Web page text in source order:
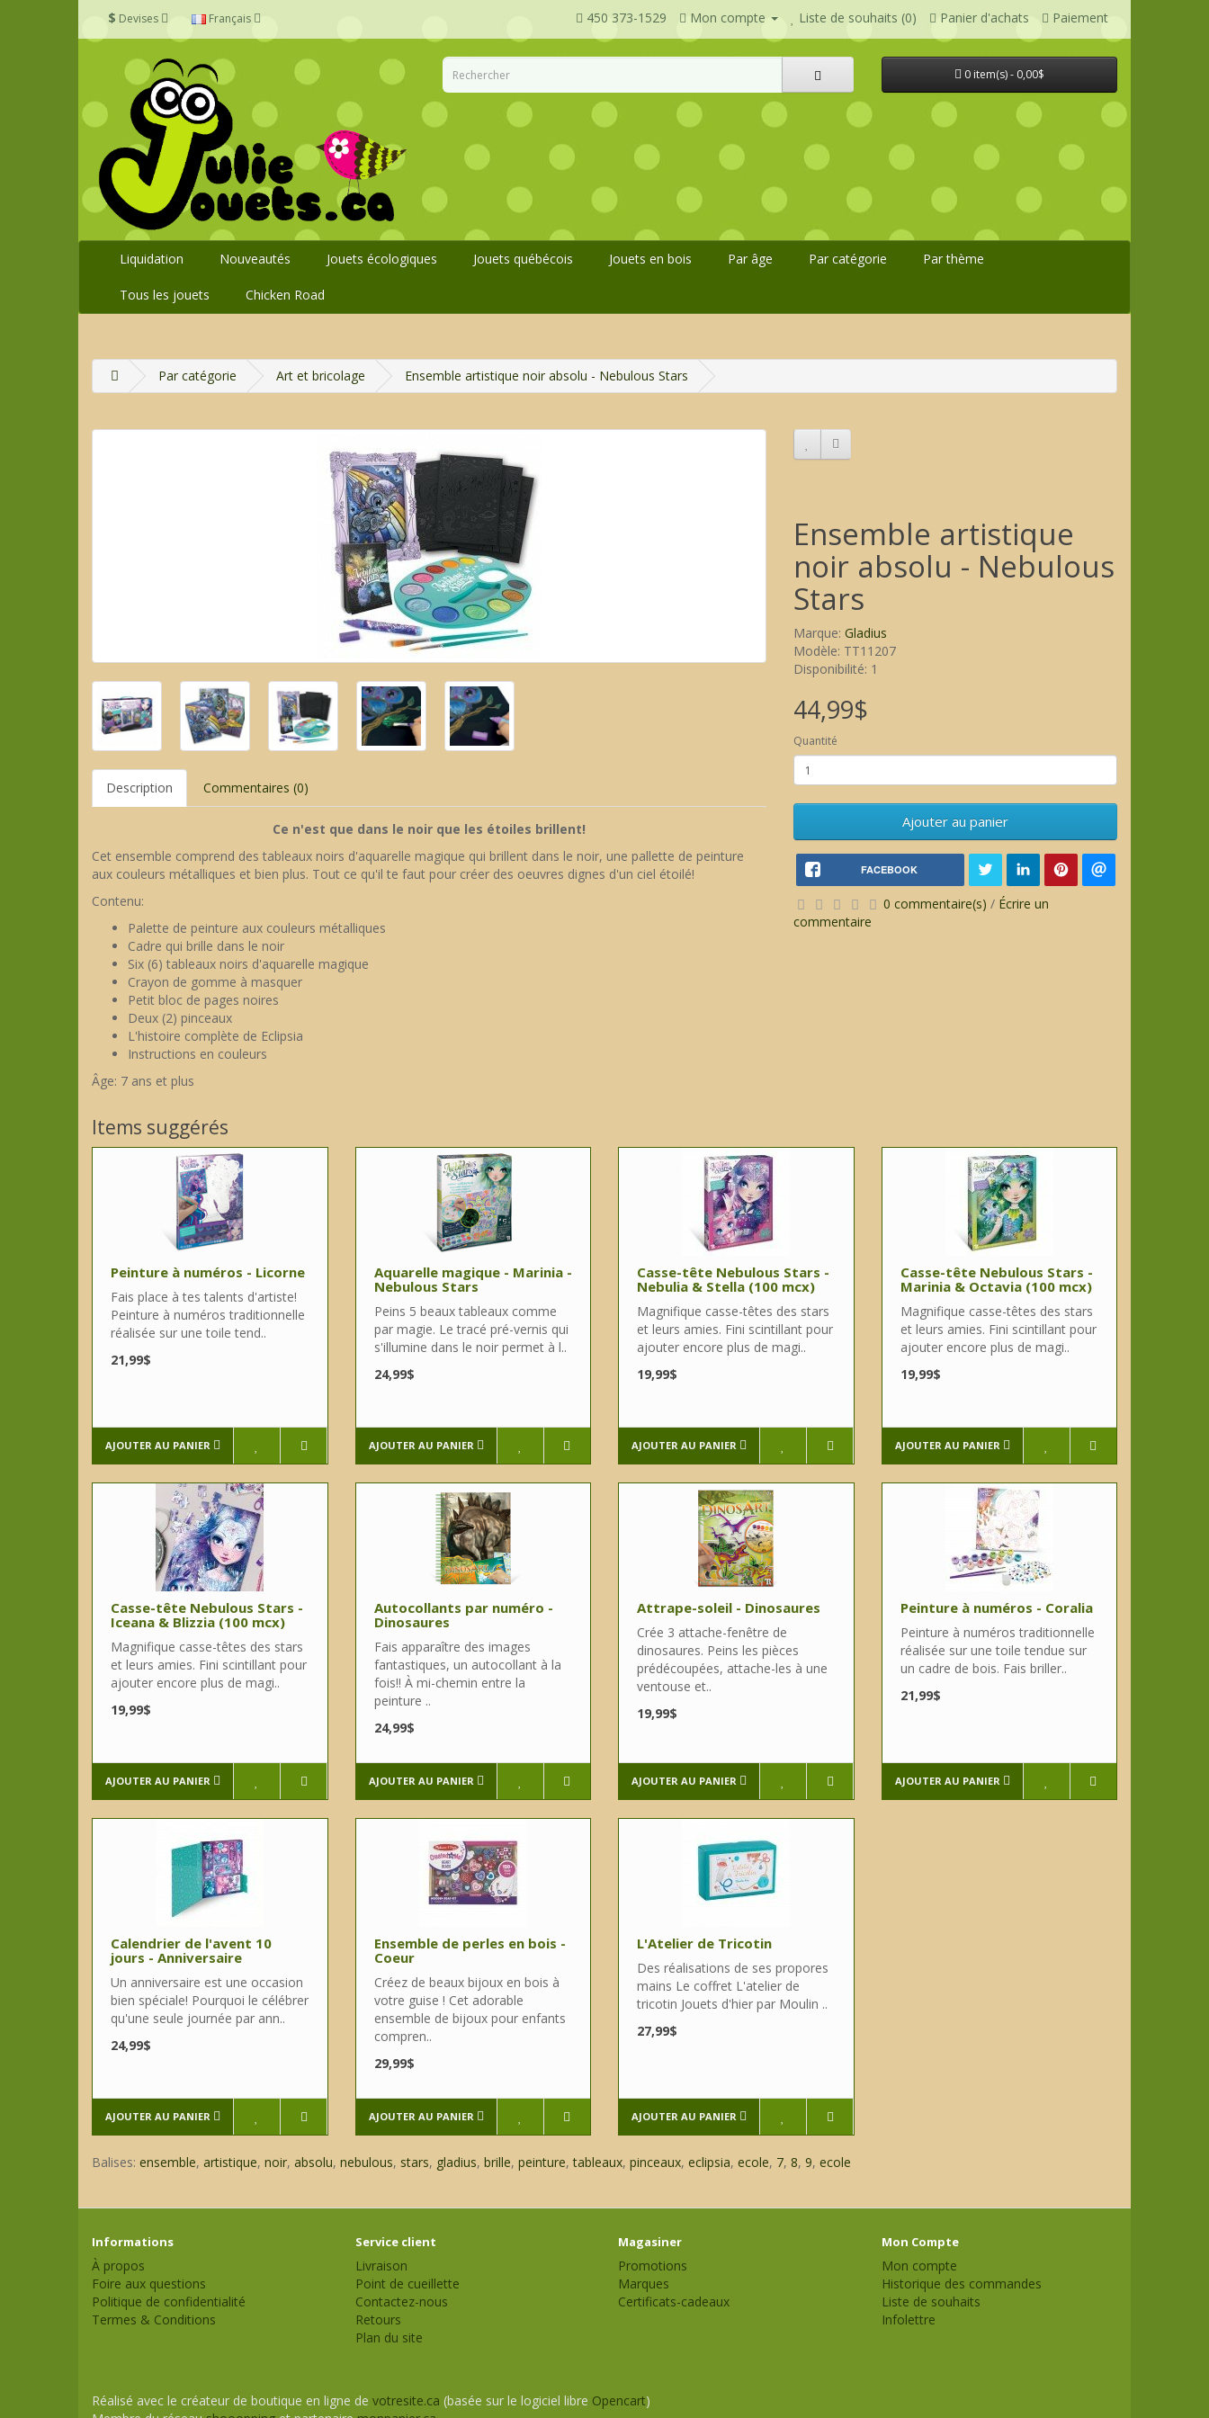
$ Devises Français 450 373-1529 Mon compte Liste de souhaits (0) Panier d'achats Paiement
0 item(s) - 0,00$
Liquidation Nouveautés Jouets écologiques Jouets québécois Jouets en bois Par âge Par catégorie Par thème
Tous les jouets Chicken Road
Par catégorie Art et bricolage Ensemble artistique noir absolu - Nebulous Stars
Description Commentaires (0)
Ce n'est que dans le noir que les étoiles brillent!
Cet ensemble comprend des tableaux noirs d'aquarelle magique qui brillent dans le noir, une pallette de peinture
aux couleurs métalliques et bien plus. Tout ce qu'il te faut pour créer des oeuvres dignes d'un ciel étoilé!
Contenu:
Palette de peinture aux couleurs métalliques
Cadre qui brille dans le noir
Six (6) tableaux noirs d'aquarelle magique
Crayon de gomme à masquer
Petit bloc de pages noires
Deux (2) pinceaux
L'histoire complète de Eclipsia
Instructions en couleurs
Âge: 7 ans et plus
Ensemble artistique
noir absolu - Nebulous
Stars
Marque: Gladius
Modèle: TT11207
Disponibilité: 1
44,99$
Quantité
Ajouter au panier
FACEBOOK
0 commentaire(s) / Écrire un
commentaire
Items suggérés
Peinture à numéros - Licorne
Fais place à tes talents d'artiste!
Peinture à numéros traditionnelle
réalisée sur une toile tend..
21,99$
AJOUTER AU PANIER
Aquarelle magique - Marinia -
Nebulous Stars
Peins 5 beaux tableaux comme
par magie. Le tracé pré-vernis qui
s'illumine dans le noir permet à l..
24,99$
AJOUTER AU PANIER
Casse-tête Nebulous Stars -
Nebulia & Stella (100 mcx)
Magnifique casse-têtes des stars
et leurs amies. Fini scintillant pour
ajouter encore plus de magi..
19,99$
AJOUTER AU PANIER
Casse-tête Nebulous Stars -
Marinia & Octavia (100 mcx)
Magnifique casse-têtes des stars
et leurs amies. Fini scintillant pour
ajouter encore plus de magi..
19,99$
AJOUTER AU PANIER
Casse-tête Nebulous Stars -
Iceana & Blizzia (100 mcx)
Magnifique casse-têtes des stars
et leurs amies. Fini scintillant pour
ajouter encore plus de magi..
19,99$
AJOUTER AU PANIER
Autocollants par numéro -
Dinosaures
Fais apparaître des images
fantastiques, un autocollant à la
fois!! À mi-chemin entre la
peinture ..
24,99$
AJOUTER AU PANIER
Attrape-soleil - Dinosaures
Crée 3 attache-fenêtre de
dinosaures. Peins les pièces
prédécoupées, attache-les à une
ventouse et..
19,99$
AJOUTER AU PANIER
Peinture à numéros - Coralia
Peinture à numéros traditionnelle
réalisée sur une toile tendue sur
un cadre de bois. Fais briller..
21,99$
AJOUTER AU PANIER
Calendrier de l'avent 10
jours - Anniversaire
Un anniversaire est une occasion
bien spéciale! Pourquoi le célébrer
qu'une seule journée par ann..
24,99$
AJOUTER AU PANIER
Ensemble de perles en bois -
Coeur
Créez de beaux bijoux en bois à
votre guise ! Cet adorable
ensemble de bijoux pour enfants
compren..
29,99$
AJOUTER AU PANIER
L'Atelier de Tricotin
Des réalisations de ses propores
mains Le coffret L'atelier de
tricotin Jouets d'hier par Moulin ..
27,99$
AJOUTER AU PANIER
Balises: ensemble, artistique, noir, absolu, nebulous, stars, gladius, brille, peinture,tableaux, pinceaux, eclipsia, ecole, 7, 8, 9, ecole
Informations
À propos
Foire aux questions
Politique de confidentialité
Termes & Conditions
Service client
Livraison
Point de cueillette
Contactez-nous
Retours
Plan du site
Magasiner
Promotions
Marques
Certificats-cadeaux
Mon Compte
Mon compte
Historique des commandes
Liste de souhaits
Infolettre
Réalisé avec le créateur de boutique en ligne de votresite.ca (basée sur le logiciel libre Opencart)